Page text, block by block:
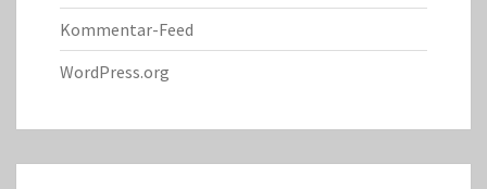
Kommentar-Feed
WordPress.org